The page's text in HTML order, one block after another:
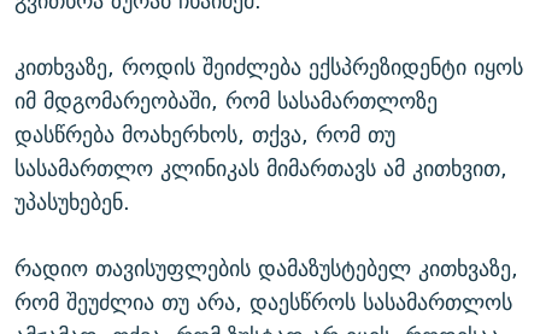
კითხვაზე, როდის შეიძლება ექსპრეზიდენტი იყოს
იმ მდგომარეობაში, რომ სასამართლოზე
დასწრება მოახერხოს, თქვა, რომ თუ
სასამართლო კლინიკას მიმართავს ამ კითხვით,
უპასუხებენ.
რადიო თავისუფლების დამაზუსტებელ კითხვაზე,
რომ შეუძლია თუ არა, დაესწროს სასამართლოს